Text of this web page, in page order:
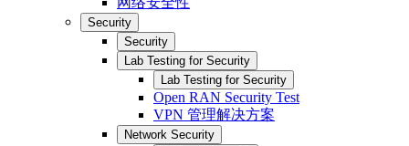
Security
Security
Lab Testing for Security
Lab Testing for Security
Open RAN Security Test
VPN 管理解决方案
Network Security